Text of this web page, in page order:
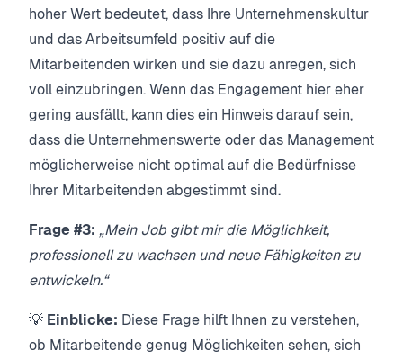
hoher Wert bedeutet, dass Ihre Unternehmenskultur
und das Arbeitsumfeld positiv auf die
Mitarbeitenden wirken und sie dazu anregen, sich
voll einzubringen. Wenn das Engagement hier eher
gering ausfällt, kann dies ein Hinweis darauf sein,
dass die Unternehmenswerte oder das Management
möglicherweise nicht optimal auf die Bedürfnisse
Ihrer Mitarbeitenden abgestimmt sind.
Frage #3: „Mein Job gibt mir die Möglichkeit,
professionell zu wachsen und neue Fähigkeiten zu
entwickeln.“
💡 Einblicke: Diese Frage hilft Ihnen zu verstehen,
ob Mitarbeitende genug Möglichkeiten sehen, sich